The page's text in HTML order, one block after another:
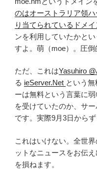
のはオーストラリア領
り当てられているドメイ
ンを利用していたかと
すよ。萌（moe）。圧倒
ただ、これはYasuhiro
る ieServer.Net という
ーは無料という言葉に
を受けていたのか、サ
です。実際9月3日から
これはいけない。全世
ットなニュースをお伝
を損ねます。